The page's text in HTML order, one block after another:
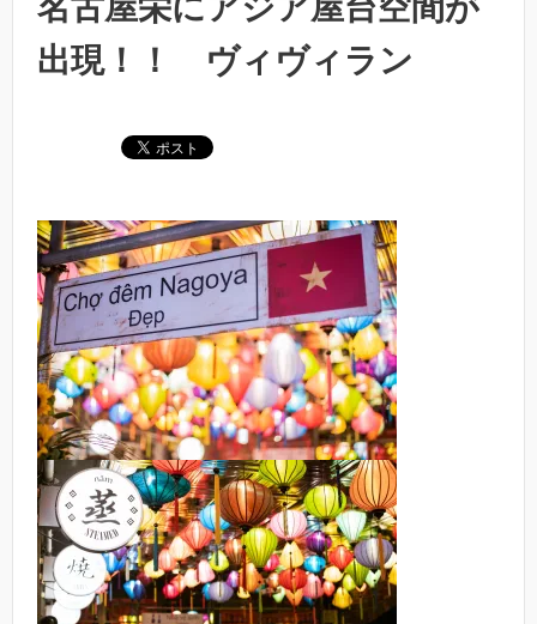
名古屋栄にアジア屋台空間が
出現！！ ヴィヴィラン